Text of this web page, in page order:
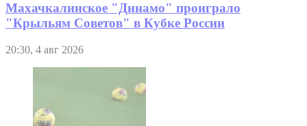
Махачкалинское "Динамо" проиграло
"Крыльям Советов" в Кубке России
20:30, 4 авг 2026